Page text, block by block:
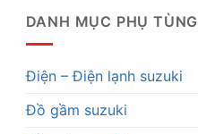
DANH MỤC PHỤ TÙNG
Điện – Điện lạnh suzuki
Đồ gầm suzuki